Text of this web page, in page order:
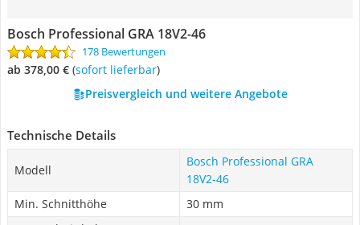
Bosch Professional GRA 18V2-46
178 Bewertungen
ab 378,00 € ( Sofort lieferbar)
Preisvergleich und weitere Angebote
Technische Details
Modell
Bosch Professional GRA
18V2-46
Min. Schnitthöhe
30 mm